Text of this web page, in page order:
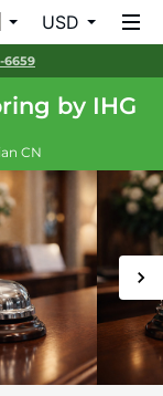
USD
6659
by IHG
CN